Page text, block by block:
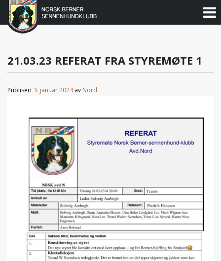
Gå
Norsk
Berner
Sennenhundklubb
21.03.23 REFERAT FRA STYREMØTE 1
Publisert3. januar 2024av Nord